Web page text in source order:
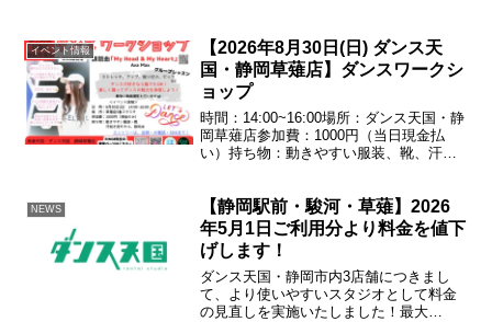
イベント情報
【2026年8月30日(日) ダンス天
国・静岡草薙店】ダンスワークシ
ョップ
時間：14:00~16:00場所：ダンス天国・静
岡草薙店参加費：1000円（当日現金払
い）持ち物：動きやすい服装、靴、汗拭
でもOK!楽しく踊っ...
NEWS
【静岡駅前・駿河・草薙】2026
年5月1日ご利用分より料金を値下
げします！
ダンス天国・静岡市内3店舗につきまし
て、より使いやすいスタジオとして料金
の見直しを実施いたしました！最大